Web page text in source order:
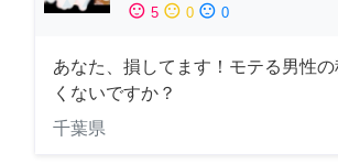
sentiment_satisfied 5 sentiment_neutral 0 sentiment_dissatisfied 0
あなた、損してます！モテる男性
くないですか？
千葉県